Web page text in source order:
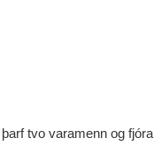
tvo varamenn og fjóra